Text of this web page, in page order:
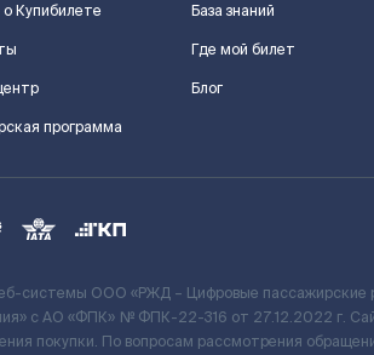
о Купибилете
программа
База знаний
Где мой билет
Блог
системы ООО «РЖД – Цифровые
c АО «ФПК» № ФПК-22-316 от 27.12.2022 г.
покупки. По вопросам рассмотрения